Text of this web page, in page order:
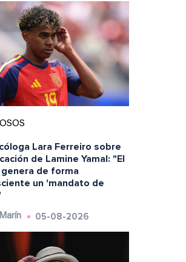
Lara Ferreiro sobre
de Lamine Yamal: "El
de forma
un 'mandato de
05-08-2026